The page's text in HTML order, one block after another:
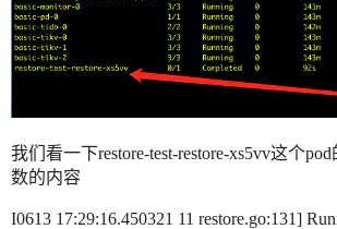
我们看一下restore-test-restore-xs5vv这个
数的内容
I0613 17:29:16.450321 11 restore.go:131]